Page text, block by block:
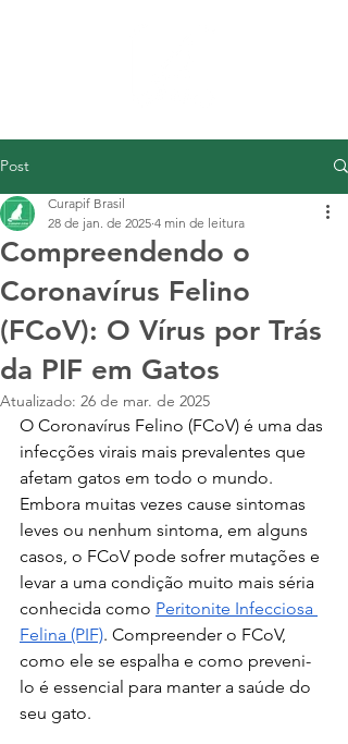
Post
Compreendendo o
Coronavírus Felino
(FCoV): O Vírus por Trás
da PIF em Gatos
Curapif Brasil
28 de jan. de 2025 4 min de leitura
Atualizado: 26 de mar. de 2025
O Coronavírus Felino (FCoV) é uma das
infecções virais mais prevalentes que
afetam gatos em todo o mundo.
Embora muitas vezes cause sintomas
leves ou nenhum sintoma, em alguns
casos, o FCoV pode sofrer mutações e
levar a uma condição muito mais séria
conhecida como Peritonite Infecciosa
Felina (PIF). Compreender o FCoV,
como ele se espalha e como preveni-
lo é essencial para manter a saúde do
seu gato.